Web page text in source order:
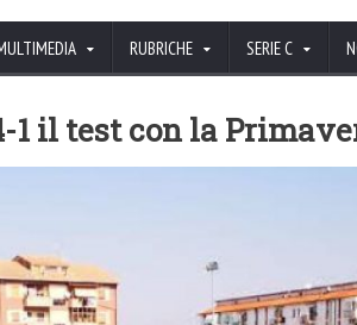
RUBRICHE SERIE C
1 il test con la